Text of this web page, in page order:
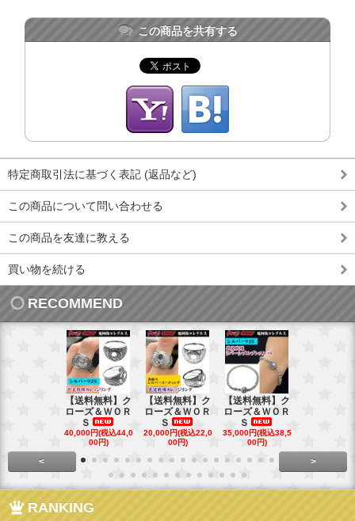
この商品を共有する
特定商取引法に基づく表記 (返品など)
この商品について問い合わせる
この商品を友達に教える
買い物を続ける
RECOMMEND
【送料無料】ク
ローズ＆ＷＯＲ
Ｓ
40,000円(税込44,0
00円)
【送料無料】ク
ローズ＆ＷＯＲ
Ｓ
20,000円(税込22,0
00円)
【送料無料】ク
ローズ＆ＷＯＲ
Ｓ
35,000円(税込38,5
00円)
< >
RANKING